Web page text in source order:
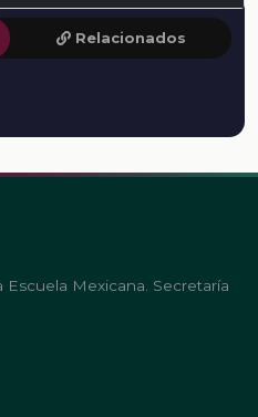
Relacionados
Mexicana. Secretaría